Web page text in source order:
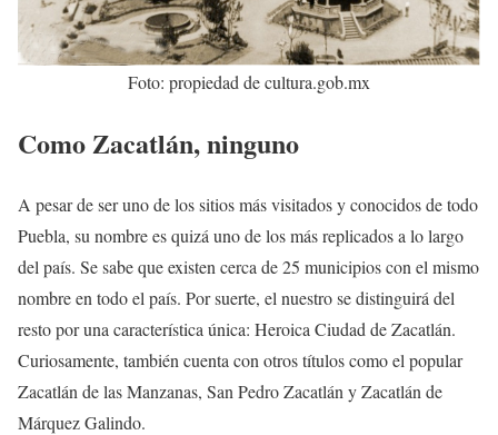
Foto: propiedad de cultura.gob.mx
Como Zacatlán, ninguno
A pesar de ser uno de los sitios más visitados y conocidos de todo
Puebla, su nombre es quizá uno de los más replicados a lo largo
del país. Se sabe que existen cerca de 25 municipios con el mismo
nombre en todo el país. Por suerte, el nuestro se distinguirá del
resto por una característica única: Heroica Ciudad de Zacatlán.
Curiosamente, también cuenta con otros títulos como el popular
Zacatlán de las Manzanas, San Pedro Zacatlán y Zacatlán de
Márquez Galindo.